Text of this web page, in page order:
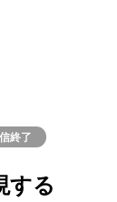
終了
する